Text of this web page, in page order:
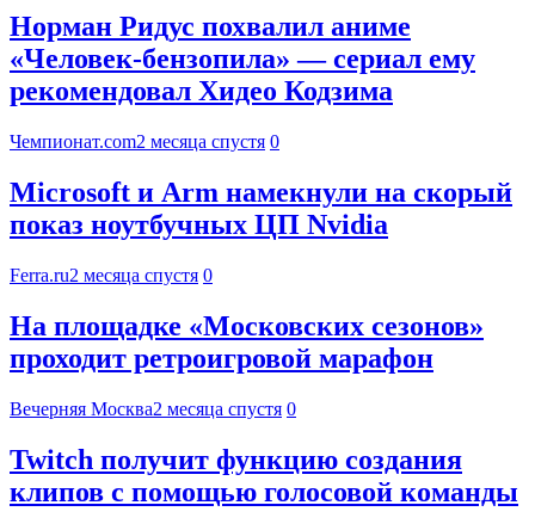
Норман Ридус похвалил аниме
«Человек-бензопила» — сериал ему
рекомендовал Хидео Кодзима
Чемпионат.com2 месяца спустя 0
Microsoft и Arm намекнули на скорый
показ ноутбучных ЦП Nvidia
Ferra.ru2 месяца спустя 0
На площадке «Московских сезонов»
проходит ретроигровой марафон
Вечерняя Москва2 месяца спустя 0
Twitch получит функцию создания
клипов с помощью голосовой команды